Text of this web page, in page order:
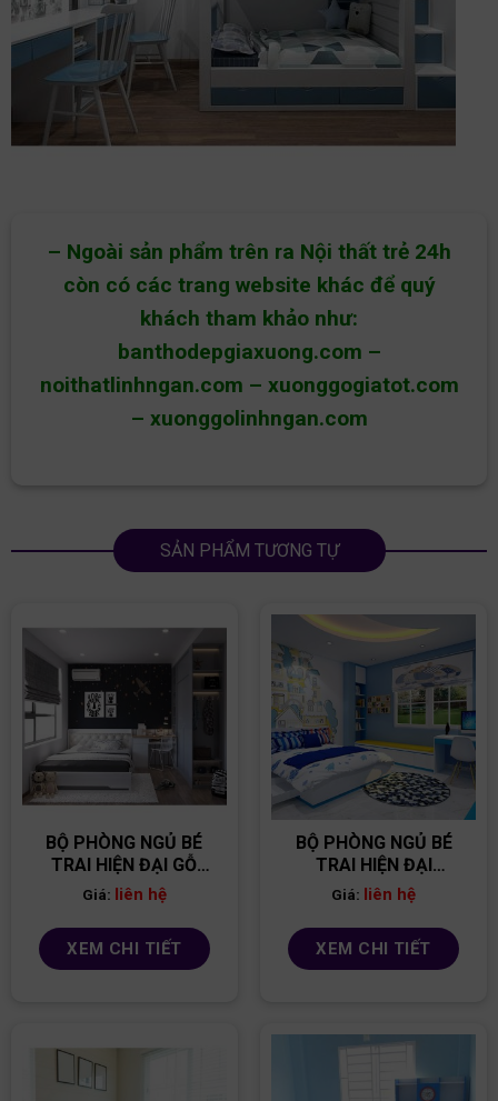
– Ngoài sản phẩm trên ra Nội thất trẻ 24h
còn có các trang website khác để quý
khách tham khảo như:
banthodepgiaxuong.com –
noithatlinhngan.com – xuonggogiatot.com
– xuonggolinhngan.com
SẢN PHẨM TƯƠNG TỰ
BỘ PHÒNG NGỦ BÉ
TRAI HIỆN ĐẠI GỖ
MDF PNBT08
Giá: liên hệ
XEM CHI TIẾT
BỘ PHÒNG NGỦ BÉ
TRAI HIỆN ĐẠI
PNBT02
Giá: liên hệ
XEM CHI TIẾT